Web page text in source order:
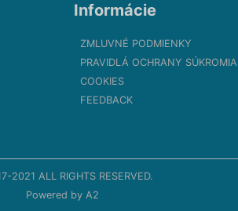
Informácie
ZMLUVNÉ PODMIENKY
PRAVIDLÁ OCHRANY SÚKROMIA
COOKIES
FEEDBACK
2021 ALL RIGHTS RESERVED.
Powered by A2